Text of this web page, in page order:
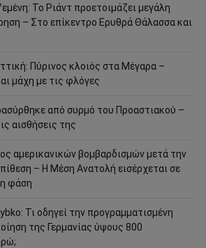
Το Ριάντ προετοιμάζει μεγάλη
– Στο επίκεντρο Ερυθρά Θάλασσα και
Πύρινος κλοιός στα Μέγαρα –
μάχη με τις φλόγες
από συρμό του Προαστιακού –
αισθήσεις της
αμερικανικών βομβαρδισμών μετά την
– Η Μέση Ανατολή εισέρχεται σε
φάση
Τι οδηγεί την προγραμματισμένη
της Γερμανίας ύψους 800